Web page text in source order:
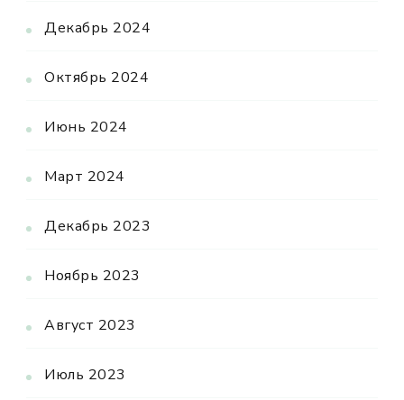
Декабрь 2024
Октябрь 2024
Июнь 2024
Март 2024
Декабрь 2023
Ноябрь 2023
Август 2023
Июль 2023